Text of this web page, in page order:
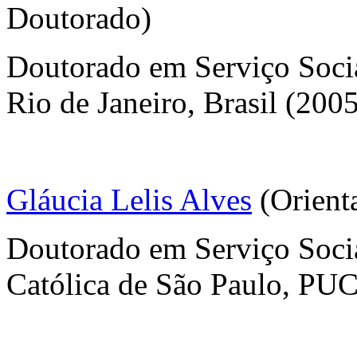
Doutorado)
Doutorado em Serviço
Rio de Janeiro, Brasil
Gláucia Lelis Alves
Doutorado em Serviço
Católica de São Paulo,